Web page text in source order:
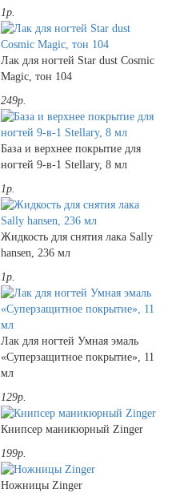
1р.
Лак для ногтей Star dust Cosmic
Magic, тон 104
249р.
База и верхнее покрытие для
ногтей 9-в-1 Stellary, 8 мл
1р.
Жидкость для снятия лака Sally
hansen, 236 мл
1р.
Лак для ногтей Умная эмаль
«Суперзащитное покрытие», 11
мл
129р.
Книпсер маникюрный Zinger
199р.
Ножницы Zinger